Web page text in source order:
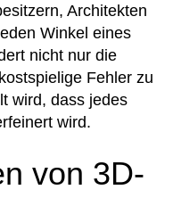
Architekten
Winkel eines
nicht nur die
Fehler zu
wird, dass jedes
wird.
von 3D-